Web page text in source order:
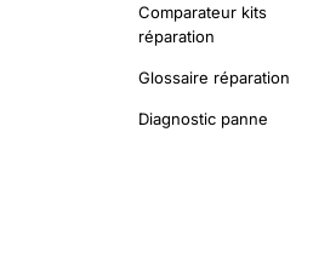
Comparateur kits
réparation
Glossaire réparation
Diagnostic panne